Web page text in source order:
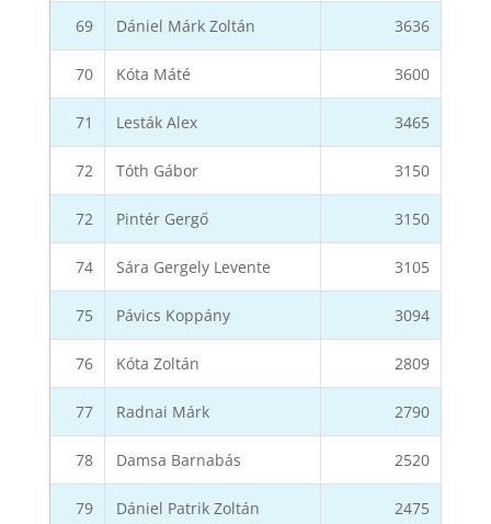
69 Dániel Márk Zoltán 3636
70 Kóta Máté 3600
71 Lesták Alex 3465
72 Tóth Gábor 3150
72 Pintér Gergő 3150
74 Sára Gergely Levente 3105
75 Pávics Koppány 3094
76 Kóta Zoltán 2809
77 Radnai Márk 2790
78 Damsa Barnabás 2520
79 Dániel Patrik Zoltán 2475